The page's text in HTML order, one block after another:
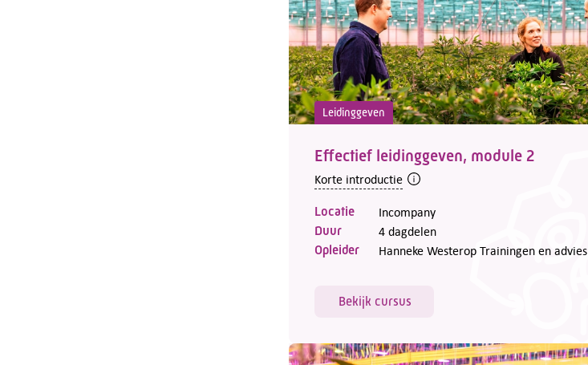
Leidinggeven
Effectief leidinggeven, module 2
Korte introductie
Locatie Incompany
Duur 4 dagdelen
Opleider Hanneke Westerop Trainingen en advies
Bekijk cursus